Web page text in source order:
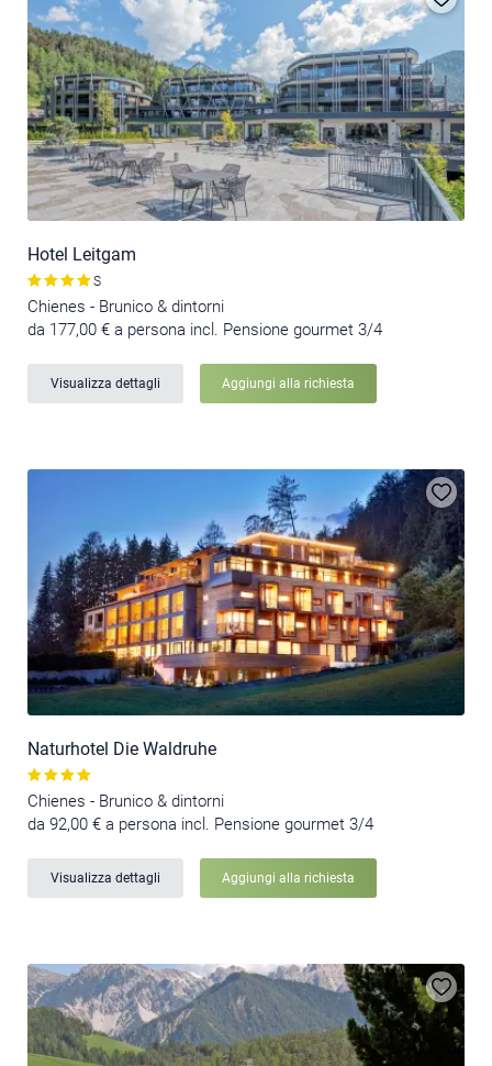
Hotel Leitgam
S
Chienes - Brunico & dintorni
da 177,00 € a persona incl. Pensione gourmet 3/4
Visualizza dettagli Aggiungi alla richiesta
Naturhotel Die Waldruhe
Chienes - Brunico & dintorni
da 92,00 € a persona incl. Pensione gourmet 3/4
Visualizza dettagli Aggiungi alla richiesta